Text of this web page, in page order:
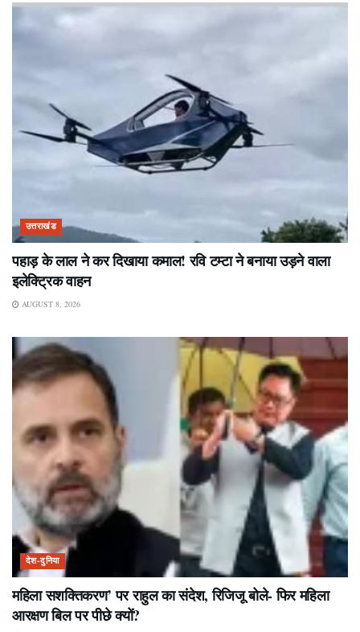
उत्तराखंड
पहाड़ के लाल ने कर दिखाया कमाल! रवि टम्टा ने बनाया उड़ने वाला
इलेक्ट्रिक वाहन
AUGUST 8, 2026
देश-दुनिया
महिला सशक्तिकरण’ पर राहुल का संदेश, रिजिजू बोले- फिर महिला
आरक्षण बिल पर पीछे क्यों?